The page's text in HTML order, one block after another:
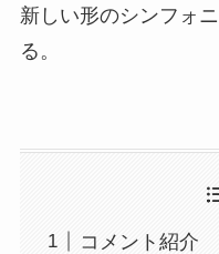
新しい形のシンフォ
る。
コメント紹介